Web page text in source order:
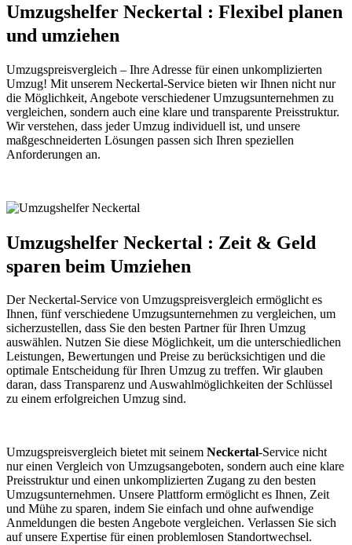
Umzugshelfer Neckertal : Flexibel planen
und umziehen
Umzugspreisvergleich – Ihre Adresse für einen unkomplizierten
Umzug! Mit unserem Neckertal-Service bieten wir Ihnen nicht nur
die Möglichkeit, Angebote verschiedener Umzugsunternehmen zu
vergleichen, sondern auch eine klare und transparente Preisstruktur.
Wir verstehen, dass jeder Umzug individuell ist, und unsere
maßgeschneiderten Lösungen passen sich Ihren speziellen
Anforderungen an.
Umzugshelfer Neckertal : Zeit & Geld
sparen beim Umziehen
Der Neckertal-Service von Umzugspreisvergleich ermöglicht es
Ihnen, fünf verschiedene Umzugsunternehmen zu vergleichen, um
sicherzustellen, dass Sie den besten Partner für Ihren Umzug
auswählen. Nutzen Sie diese Möglichkeit, um die unterschiedlichen
Leistungen, Bewertungen und Preise zu berücksichtigen und die
optimale Entscheidung für Ihren Umzug zu treffen. Wir glauben
daran, dass Transparenz und Auswahlmöglichkeiten der Schlüssel
zu einem erfolgreichen Umzug sind.
Umzugspreisvergleich bietet mit seinem Neckertal-Service nicht
nur einen Vergleich von Umzugsangeboten, sondern auch eine klare
Preisstruktur und einen unkomplizierten Zugang zu den besten
Umzugsunternehmen. Unsere Plattform ermöglicht es Ihnen, Zeit
und Mühe zu sparen, indem Sie einfach und ohne aufwendige
Anmeldungen die besten Angebote vergleichen. Verlassen Sie sich
auf unsere Expertise für einen problemlosen Standortwechsel.